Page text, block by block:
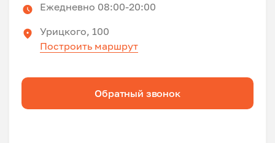
Ежедневно 08:00-20:00
Урицкого, 100
Построить маршрут
Обратный звонок